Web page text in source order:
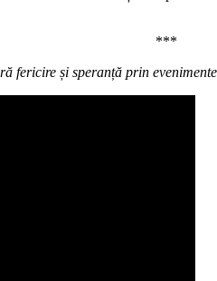
***
fericire și speranță prin